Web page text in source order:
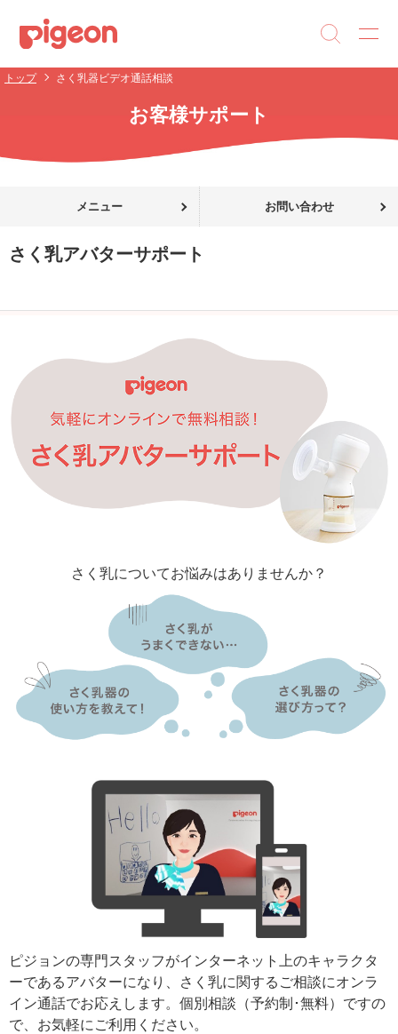
トップ さく乳器ビデオ通話相談
お客様サポート
メニュー お問い合わせ
さく乳アバターサポート
さく乳についてお悩みはありませんか？
ピジョンの専門スタッフがインターネット上のキャラクタ
ーであるアバターになり、さく乳に関するご相談にオンラ
イン通話でお応えします。個別相談（予約制･無料）ですの
で、お気軽にご利用ください。